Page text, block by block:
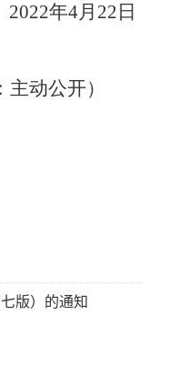
2022年4月22日
动公开）
版）的通知